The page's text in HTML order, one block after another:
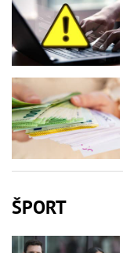
ŠPORT